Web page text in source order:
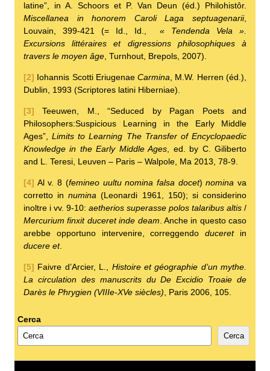
latine”, in A. Schoors et P. Van Deun (éd.) Philohistôr.
Miscellanea in honorem Caroli Laga septuagenarii,
Louvain, 399-421 (= Id., Id., « Tendenda Vela ».
Excursions littéraires et digressions philosophiques à
travers le moyen âge , Turnhout, Brepols, 2007).
[2] Iohannis Scotti EriugenaeCarmina , M.W. Herren (éd.),
Dublin, 1993 (Scriptores latini Hiberniae).
[3] Teeuwen, M., “Seduced by Pagan Poets and
Philosophers:Suspicious Learning in the Early Middle
Ages”,Limits to Learning The Transfer of Encyclopaedic
Knowledge in the Early Middle Ages , ed. by C. Giliberto
and L. Teresi, Leuven – Paris – Walpole, Ma 2013, 78-9.
[4] Al v. 8 (femineo uultu nomina falsa docet)nomina va
corretto innumina (Leonardi 1961, 150); si considerino
inoltre i vv. 9-10: aetherios superasse polos talaribus altis /
Mercurium finxit duceret inde deam . Anche in questo caso
arebbe opportuno intervenire, correggendoduceretin
ducere et.
[5] Faivre d’Arcier, L., Histoire et géographie d’un mythe.
La circulation des manuscrits du De Excidio Troaie de
Darès le Phrygien (VIIIe-XVe siècles) , Paris 2006, 105.
Cerca
Cerca